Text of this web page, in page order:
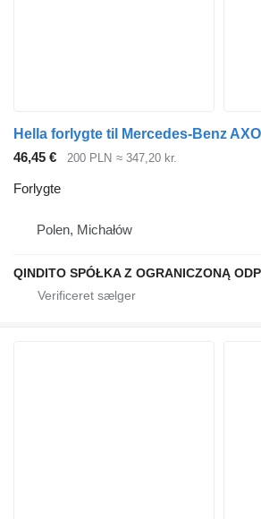
Hella forlygte til Mercedes-Benz
46,45 €
200 PLN ≈ 347,20 kr.
Forlygte
Polen, Michałów